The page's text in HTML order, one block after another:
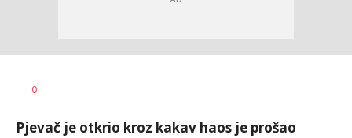
0
Pjevač je otkrio kroz kakav haos je prošao